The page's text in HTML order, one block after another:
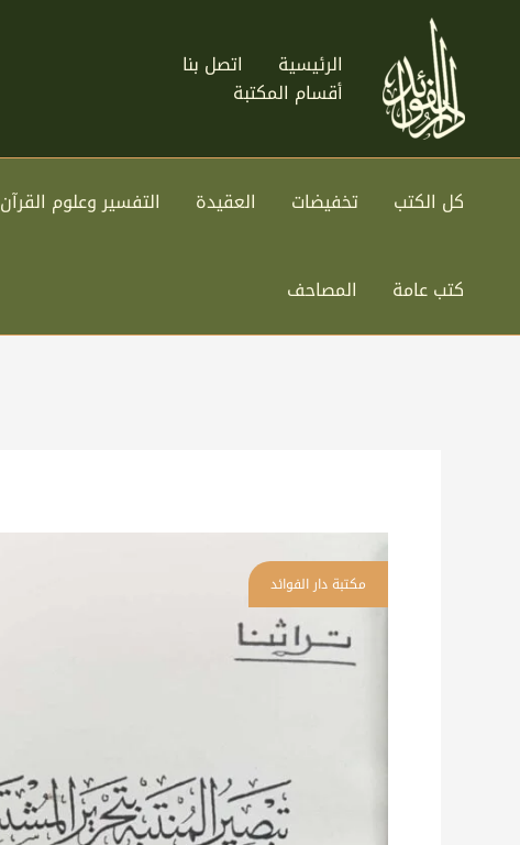
الرئيسية
اتصل بنا
أقسام المكتبة
كل الكتب تخفيضات العقيدة التفسير وعلوم القرآن
كتب عامة المصاحف